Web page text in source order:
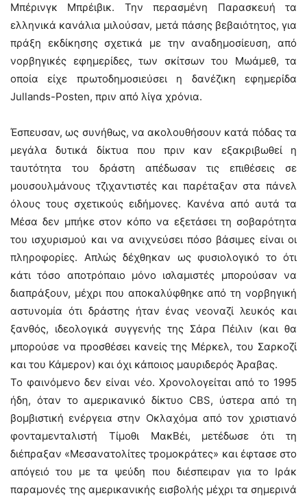
Μπέρινγκ Μπρέιβικ. Την περασμένη Παρασκευή τα
ελληνικά κανάλια μιλούσαν, μετά πάσης βεβαιότητος, για
πράξη εκδίκησης σχετικά με την αναδημοσίευση, από
νορβηγικές εφημερίδες, των σκίτσων του Μωάμεθ, τα
οποία είχε πρωτοδημοσιεύσει η δανέζικη εφημερίδα
Jullands-Posten, πριν από λίγα χρόνια.
Έσπευσαν, ως συνήθως, να ακολουθήσουν κατά πόδας τα
μεγάλα δυτικά δίκτυα που πριν καν εξακριβωθεί η
ταυτότητα του δράστη απέδωσαν τις επιθέσεις σε
μουσουλμάνους τζιχαντιστές και παρέταξαν στα πάνελ
όλους τους σχετικούς ειδήμονες. Κανένα από αυτά τα
Μέσα δεν μπήκε στον κόπο να εξετάσει τη σοβαρότητα
του ισχυρισμού και να ανιχνεύσει πόσο βάσιμες είναι οι
πληροφορίες. Απλώς δέχθηκαν ως φυσιολογικό το ότι
κάτι τόσο αποτρόπαιο μόνο ισλαμιστές μπορούσαν να
διαπράξουν, μέχρι που αποκαλύφθηκε από τη νορβηγική
αστυνομία ότι δράστης ήταν ένας νεοναζί λευκός και
ξανθός, ιδεολογικά συγγενής της Σάρα Πέιλιν (και θα
μπορούσε να προσθέσει κανείς της Μέρκελ, του Σαρκοζί
και του Κάμερον) και όχι κάποιος μαυριδερός Άραβας.
Το φαινόμενο δεν είναι νέο. Χρονολογείται από το 1995
ήδη, όταν το αμερικανικό δίκτυο CBS, ύστερα από τη
βομβιστική ενέργεια στην Οκλαχόμα από τον χριστιανό
φονταμενταλιστή Τίμοθι ΜακΒέι, μετέδωσε ότι τη
διέπραξαν «Μεσανατολίτες τρομοκράτες» και έφτασε στο
απόγειό του με τα ψεύδη που διέσπειραν για το Ιράκ
παραμονές της αμερικανικής εισβολής μέχρι τα σημερινά